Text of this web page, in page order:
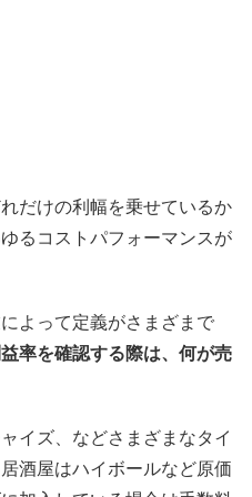
だけの利幅を乗せているか
るコストパフォーマンスが
よって定義がさまざまで
率を確認する際は、何が売
イズ、などさまざまなタイ
酒屋はハイボールなど原価